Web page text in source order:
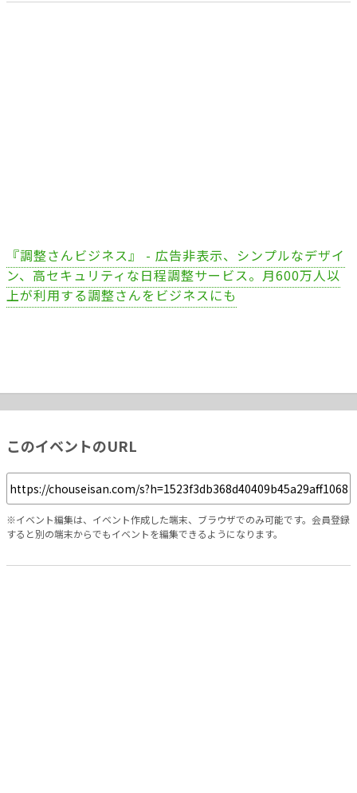
『調整さんビジネス』 - 広告非表示、シンプルなデザイ
ン、高セキュリティな日程調整サービス。月600万人以
上が利用する調整さんをビジネスにも
このイベントのURL
※イベント編集は、イベント作成した端末、ブラウザでのみ可能です。会員登録
すると別の端末からでもイベントを編集できるようになります。